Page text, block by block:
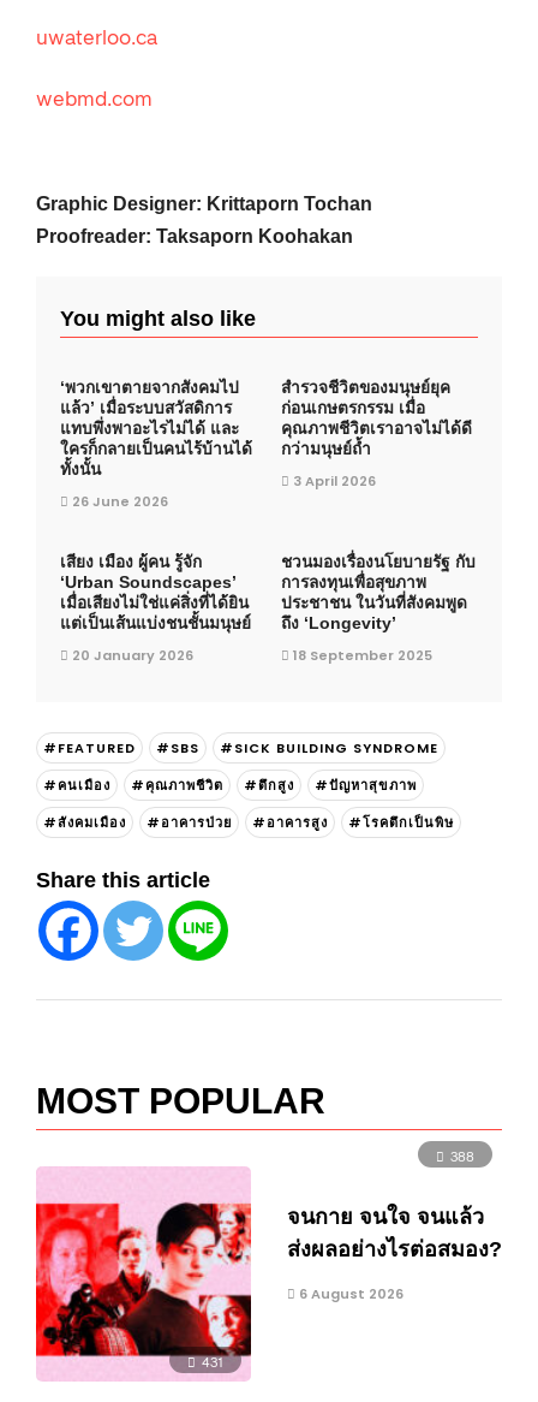
uwaterloo.ca
webmd.com
Graphic Designer: Krittaporn Tochan
Proofreader: Taksaporn Koohakan
You might also like
‘พวกเขาตายจากสังคมไป
แล้ว’ เมื่อระบบสวัสดิการ
แทบพึ่งพาอะไรไม่ได้ และ
ใครก็กลายเป็นคนไร้บ้านได้
ทั้งนั้น
26 June 2026
สำรวจชีวิตของมนุษย์ยุค
ก่อนเกษตรกรรม เมื่อ
คุณภาพชีวิตเราอาจไม่ได้ดี
กว่ามนุษย์ถ้ำ
3 April 2026
เสียง เมือง ผู้คน รู้จัก
‘Urban Soundscapes’
เมื่อเสียงไม่ใช่แค่สิ่งที่ได้ยิน
แต่เป็นเส้นแบ่งชนชั้นมนุษย์
20 January 2026
ชวนมองเรื่องนโยบายรัฐ กับ
การลงทุนเพื่อสุขภาพ
ประชาชน ในวันที่สังคมพูด
ถึง ‘Longevity’
18 September 2025
#FEATURED #SBS
#SICK BUILDING SYNDROME
#คนเมือง
#คุณภาพชีวิต #ตึกสูง
#ปัญหาสุขภาพ
#สังคมเมือง
#อาคารป่วย #อาคารสูง #โรคตึกเป็นพิษ
Share this article
MOST POPULAR
431
388
จนกาย จนใจ จนแล้ว
ส่งผลอย่างไรต่อสมอง?
6 August 2026